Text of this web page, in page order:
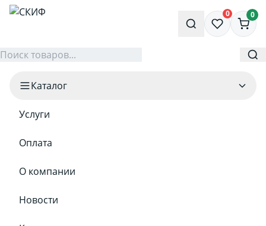
0 0
Каталог
Услуги
Оплата
О компании
Новости